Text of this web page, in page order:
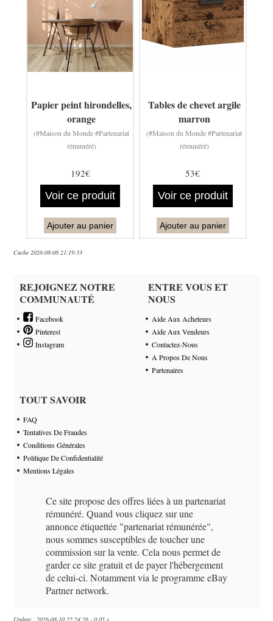
Papier peint hirondelles,
orange
(#Maison du Monde #Partenariat
rémunéré)
192€
Voir ce produit
Ajouter au panier
Tables de chevet argile
marron
(#Maison du Monde #Partenariat
rémunéré)
53€
Voir ce produit
Ajouter au panier
Cache 2026-08-08 21:19:33
REJOIGNEZ NOTRE
COMMUNAUTÉ
Facebook
Pinterest
Instagram
ENTRE VOUS ET
NOUS
Aide Aux Acheteurs
Aide Aux Vendeurs
Contactez-Nous
A Propos De Nous
Partenaires
TOUT SAVOIR
FAQ
Tentatives De Fraudes
Conditions Générales
Politique De Confidentialité
Mentions Légales
Ce site propose des offres liées à un partenariat
rémunéré. Quand vous cliquez sur une
annonce étiquettée "partenariat rémunérée",
nous sommes susceptibles de toucher une
commission sur la vente. Cela nous permet de
garder ce site gratuit et de payer l'hébergement
de celui-ci. Notamment via le programme eBay
Partner network.
Update : 2026-08-10 22:24:26 - 0.05 s